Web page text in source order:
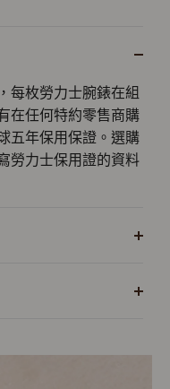
每枚勞力士腕錶在組
在任何特約零售商購
五年保用保證。選購
勞力士保用證的資料